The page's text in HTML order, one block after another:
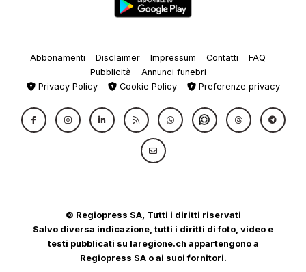
Abbonamenti Disclaimer Impressum Contatti
FAQ
Pubblicità
Annunci funebri
Privacy Policy
Cookie Policy Preferenze privacy
© Regiopress SA, Tutti i diritti riservati
Salvo diversa indicazione, tutti i diritti di foto, video e
testi pubblicati su laregione.ch appartengono a
Regiopress SA o ai suoi fornitori.